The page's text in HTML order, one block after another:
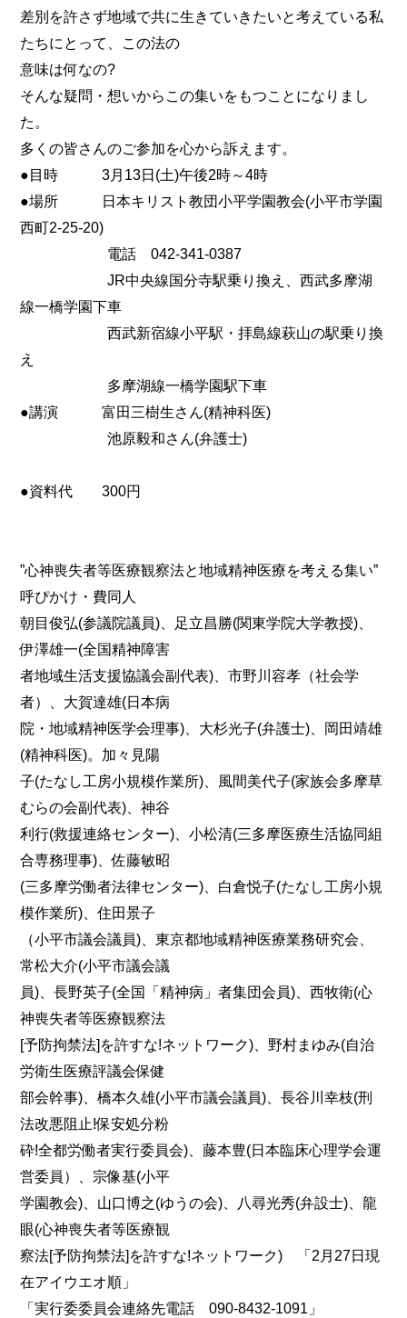
差別を許さず地域で共に生きていきたいと考えている私
たちにとって、この法の
意味は何なの?
そんな疑問・想いからこの集いをもつことになりまし
た。
多くの皆さんのご参加を心から訴えます。
●目時 3月13日(土)午後2時～4時
●場所 日本キリスト教団小平学園教会(小平市学園
西町2-25-20)
電話 042-341-0387
JR中央線国分寺駅乗り換え、西武多摩湖
線一橋学園下車
西武新宿線小平駅・拝島線萩山の駅乗り換
え
多摩湖線一橋学園駅下車
●講演 富田三樹生さん(精神科医)
池原毅和さん(弁護士)
●資料代 300円
”心神喪失者等医療観察法と地域精神医療を考える集い”
呼ぴかけ・費同人
朝目俊弘(参議院議員)、足立昌勝(関東学院大学教授)、
伊澤雄一(全国精神障害
者地域生活支援協議会副代表)、市野川容孝（社会学
者）、大賀達雄(日本病
院・地域精神医学会理事)、大杉光子(弁護士)、岡田靖雄
(精神科医)。加々見陽
子(たなし工房小規模作業所)、風間美代子(家族会多摩草
むらの会副代表)、神谷
利行(救援連絡センター)、小松清(三多摩医療生活協同組
合専務理事)、佐藤敏昭
(三多摩労働者法律センター)、白倉悦子(たなし工房小規
模作業所)、住田景子
（小平市議会議員)、東京都地域精神医療業務研究会、
常松大介(小平市議会議
員)、長野英子(全国「精神病」者集団会員)、西牧衛(心
神喪失者等医療観察法
[予防拘禁法]を許すな!ネットワーク)、野村まゆみ(自治
労衛生医療評議会保健
部会幹事)、橋本久雄(小平市議会議員)、長谷川幸枝(刑
法改悪阻止!保安処分粉
砕!全都労働者実行委員会)、藤本豊(日本臨床心理学会運
営委員）、宗像基(小平
学園教会)、山口博之(ゆうの会)、八尋光秀(弁設士)、龍
眼(心神喪失者等医療観
察法[予防拘禁法]を許すな!ネットワーク) 「2月27日現
在アイウエオ順」
「実行委委員会連絡先電話 090-8432-1091」